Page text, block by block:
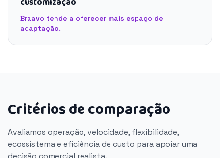
Braavo tende a oferecer mais espaço de
adaptação.
Critérios de comparação
Avaliamos operação, velocidade, flexibilidade,
ecossistema e eficiência de custo para apoiar uma
decisão comercial realista.